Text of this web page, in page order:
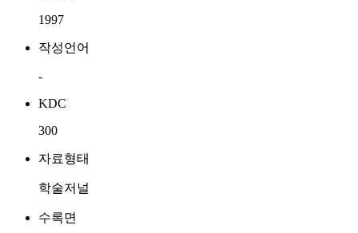
1997
작성언어
-
KDC
300
자료형태
학술저널
수록면